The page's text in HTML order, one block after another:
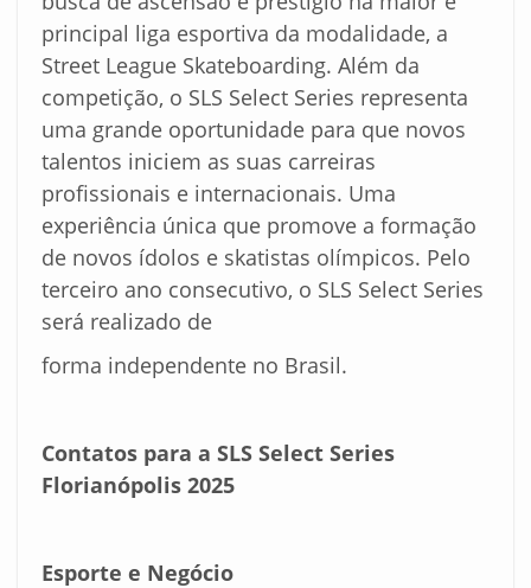
principal liga esportiva da modalidade, a
Street League Skateboarding. Além da
competição, o SLS Select Series representa
uma grande oportunidade para que novos
talentos iniciem as suas carreiras
profissionais e internacionais. Uma
experiência única que promove a formação
de novos ídolos e skatistas olímpicos. Pelo
terceiro ano consecutivo, o SLS Select Series
será realizado de
forma independente no Brasil.
Contatos para a SLS Select Series
Florianópolis 2025
Esporte e Negócio